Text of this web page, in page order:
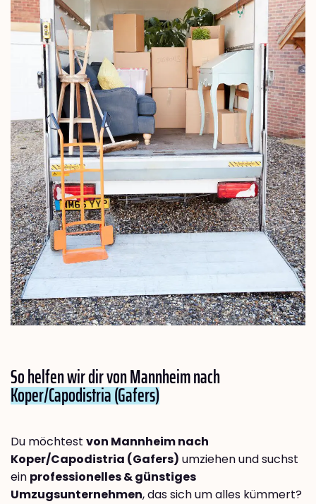
So helfen wir dir von Mannheim nach
Koper/Capodistria (Gafers)
Du möchtest von Mannheim nach
Koper/Capodistria (Gafers) umziehen und suchst
ein professionelles & günstiges
Umzugsunternehmen, das sich um alles kümmert?